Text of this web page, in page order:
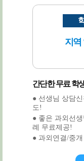
지역
간단한 무료 학
● 선생님 상담
도!
● 좋은 과외선
례 무료제공!
● 과외연결/중